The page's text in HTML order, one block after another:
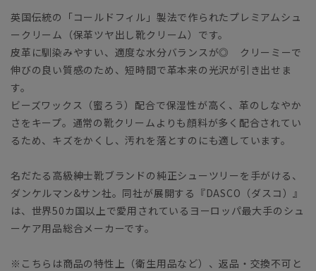
英国伝統の「コールドフィル」製法で作られたプレミアムシュ
ークリーム（保革ツヤ出し靴クリーム）です。
皮革に馴染みやすい、適度な水分バランスが◎ クリーミーで
伸びの良い質感のため、短時間で革本来の光沢が引き出せま
す。
ビーズワックス（蜜ろう）配合で保湿性が高く、革のしなやか
さをキープ。通常の靴クリームよりも顔料が多く配合されてい
るため、キズをかくし、汚れを落とすのにも適しています。
名だたる高級紳士靴ブランドの純正シューツリーを手がける、
ダンケルマン&サン社。同社が展開する『DASCO（ダスコ）』
は、世界50カ国以上で愛用されているヨーロッパ最大手のシュ
ーケア用品総合メーカーです。
※こちらは商品の特性上（衛生用品など）、返品・交換不可と